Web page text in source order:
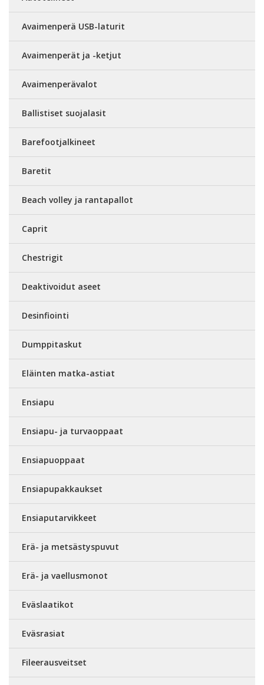
Avaimenperä USB-laturit
Avaimenperät ja -ketjut
Avaimenperävalot
Ballistiset suojalasit
Barefootjalkineet
Baretit
Beach volley ja rantapallot
Caprit
Chestrigit
Deaktivoidut aseet
Desinfiointi
Dumppitaskut
Eläinten matka-astiat
Ensiapu
Ensiapu- ja turvaoppaat
Ensiapuoppaat
Ensiapupakkaukset
Ensiaputarvikkeet
Erä- ja metsästyspuvut
Erä- ja vaellusmonot
Eväslaatikot
Eväsrasiat
Fileerausveitset